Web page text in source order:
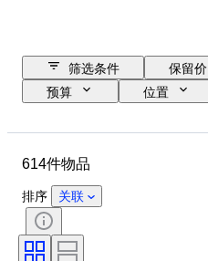
筛选条件 保留价
预算
位置
614件物品
排序 关联